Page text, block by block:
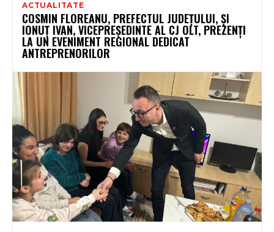
ACTUALITATE
COSMIN FLOREANU, PREFECTUL JUDEȚULUI, ȘI
IONUȚ IVAN, VICEPREȘEDINTE AL CJ OLT, PREZENȚI
LA UN EVENIMENT REGIONAL DEDICAT
ANTREPRENORILOR